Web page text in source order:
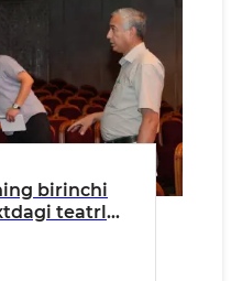
birinchi
teatrlar